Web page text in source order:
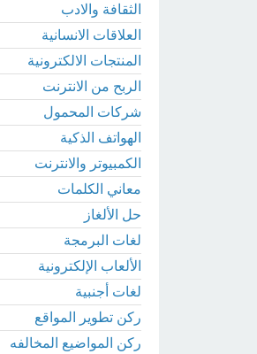
الثقافة والادب
العلاقات الانسانية
المنتجات الالكترونية
الربح من الانترنت
شركات المحمول
الهواتف الذكية
الكمبيوتر والانترنت
معاني الكلمات
حل الألغاز
لغات البرمجة
الألعاب الإلكترونية
لغات أجنبية
ركن تطوير المواقع
ركن المواضيع المخالفه